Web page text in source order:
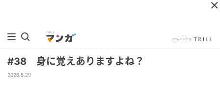
#38 身に覚えありますよね？
2026.5.29